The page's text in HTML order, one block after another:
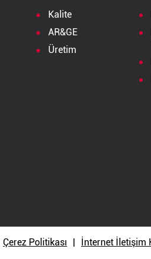
Kalite
AR&GE
Üretim
Çerez Politikası
İnternet İletişim